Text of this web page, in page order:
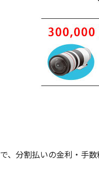
、分割払いの金利・手